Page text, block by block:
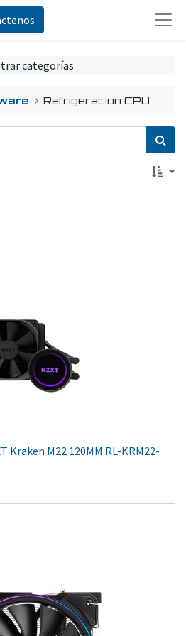
categorías
Refrigeracion CPU
Kraken M22 120MM RL-KRM22-